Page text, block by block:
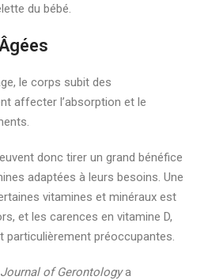
du bébé.
le corps subit des
affecter l’absorption et le
donc tirer un grand bénéfice
adaptées à leurs besoins. Une
vitamines et minéraux est
et les carences en vitamine D,
particulièrement préoccupantes.
Journal of Gerontologya